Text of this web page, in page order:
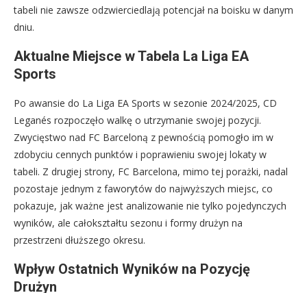
tabeli nie zawsze odzwierciedlają potencjał na boisku w danym
dniu.
Aktualne Miejsce w Tabela La Liga EA
Sports
Po awansie do La Liga EA Sports w sezonie 2024/2025, CD
Leganés rozpoczęło walkę o utrzymanie swojej pozycji.
Zwycięstwo nad FC Barceloną z pewnością pomogło im w
zdobyciu cennych punktów i poprawieniu swojej lokaty w
tabeli. Z drugiej strony, FC Barcelona, mimo tej porażki, nadal
pozostaje jednym z faworytów do najwyższych miejsc, co
pokazuje, jak ważne jest analizowanie nie tylko pojedynczych
wyników, ale całokształtu sezonu i formy drużyn na
przestrzeni dłuższego okresu.
Wpływ Ostatnich Wyników na Pozycję
Drużyn